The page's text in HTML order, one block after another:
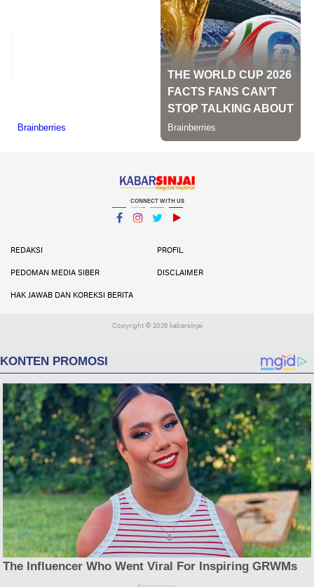
CONNECT WITH US
REDAKSI
PROFIL
PEDOMAN MEDIA SIBER DISCLAIMER
HAK JAWAB DAN KOREKSI BERITA
Copyright © 2026 kabarsinjai